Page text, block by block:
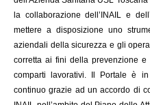
la collaborazione dell’INAIL e
mettere a disposizione uno
aziendali della sicurezza e gli
corretta ai fini della prevenzione e
comparti lavorativi. Il Portale è
continuo grazie ad un accordo di